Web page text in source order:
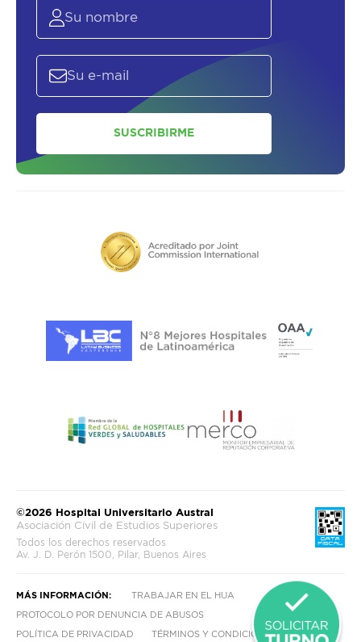
SUSCRIBIRME
©2026 Hospital Universitario Austral
Asociación Civil de Estudios Superiores
Todos los derechos reservados
Av. J. D. Perón 1500, Pilar, Buenos Aires
MÁS INFORMACIÓN: TRABAJAR EN EL HUA
PROTOCOLO POR DENUNCIA DE ABUSOS
POLÍTICA DE PRIVACIDAD TÉRMINOS Y CONDICIONES